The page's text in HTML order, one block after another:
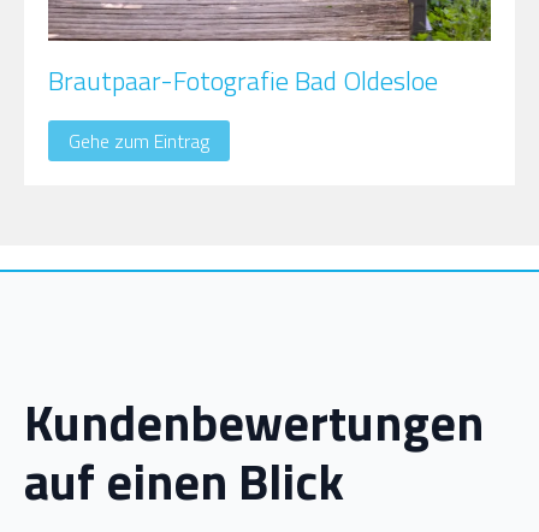
Brautpaar-Fotografie Bad Oldesloe
Gehe zum Eintrag
Kundenbewertungen
auf einen Blick